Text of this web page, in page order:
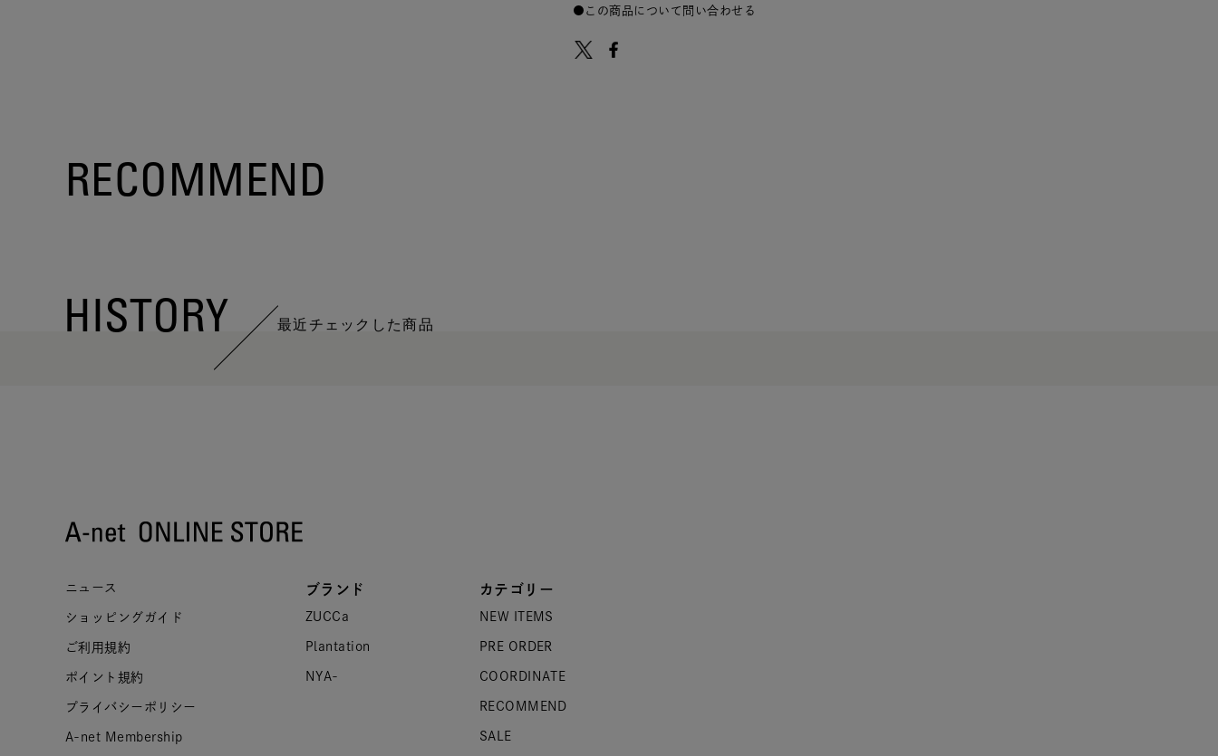
この商品について問い合わせる
RECOMMEND
HISTORY 最近チェックした商品
ニュース
ショッピングガイド
ご利用規約
ポイント規約
プライバシーポリシー
A-net Membership
ブランド
ZUCCa
Plantation
NYA-
カテゴリー
NEW ITEMS
PRE ORDER
COORDINATE
RECOMMEND
SALE